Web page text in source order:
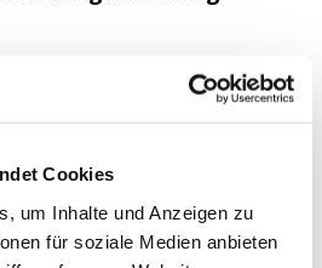
Cookies
um Inhalte und Anzeigen zu
für soziale Medien anbieten